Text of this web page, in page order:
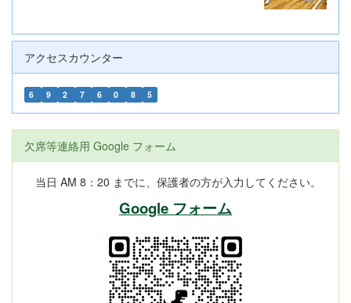
き、 関東ブロック代表として第80回国民
スポーツ大会（本大会）に出場を決めまし
た。 第80回国民スポーツ大会（本大会）
マエダアリーナ、野辺地高校体育館他にて行
われます。 引き続き温かいご声援をよろし
くお願いします。
アクセスカウンター
6 9 2 7 6 0 8 5
欠席等連絡用 Google フォーム
当日 AM 8：20 までに、保護者の方が入力してください。
Google フォーム